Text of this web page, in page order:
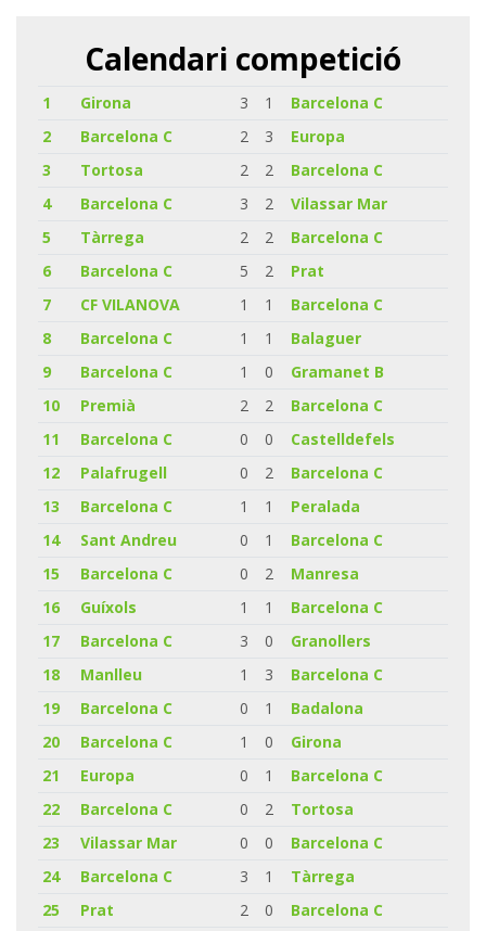
Calendari competició
1 Girona 3 1
Barcelona C
2
Barcelona C 2 3
Europa
3
Tortosa 2 2
Barcelona C
4
Barcelona C 3 2
Vilassar Mar
5
Tàrrega 2 2
Barcelona C
6
Barcelona C 5 2
Prat
7
CF VILANOVA 1 1
Barcelona C
8
Barcelona C 1 1
Balaguer
9
Barcelona C 1 0
Gramanet B
10
Premià 2 2
Barcelona C
11
Barcelona C 0 0
Castelldefels
12
Palafrugell 0 2
Barcelona C
13
Barcelona C 1 1
Peralada
14
Sant Andreu 0 1
Barcelona C
15
Barcelona C 0 2
Manresa
16
Guíxols 1 1
Barcelona C
17
Barcelona C 3 0
Granollers
18
Manlleu 1 3
Barcelona C
19
Barcelona C 0 1
Badalona
20
Barcelona C 1 0
Girona
21
Europa 0 1
Barcelona C
22
Barcelona C 0 2
Tortosa
23
Vilassar Mar 0 0
Barcelona C
24
Barcelona C 3 1
Tàrrega
25
Prat 2 0
Barcelona C